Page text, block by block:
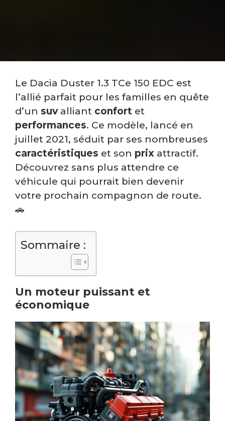
Le Dacia Duster 1.3 TCe 150 EDC est
l’allié parfait pour les familles en quête
d’un suvalliant confort et
performances. Ce modèle, lancé en
juillet 2021, séduit par ses nombreuses
caractéristiques et son prix attractif.
Découvrez sans plus attendre ce
véhicule qui pourrait bien devenir
votre prochain compagnon de route.
🚗
Sommaire :
Un moteur puissant et
économique